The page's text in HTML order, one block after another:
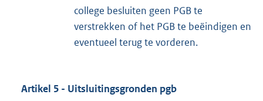
college besluiten geen PGB te
verstrekken of het PGB te beëindigen en
eventueel terug te vorderen.
Artikel 5 - Uitsluitingsgronden pgb